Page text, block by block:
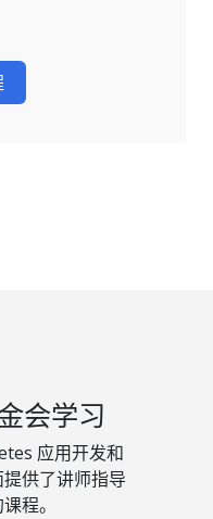
会学习
应用开发和
供了讲师指导
程。